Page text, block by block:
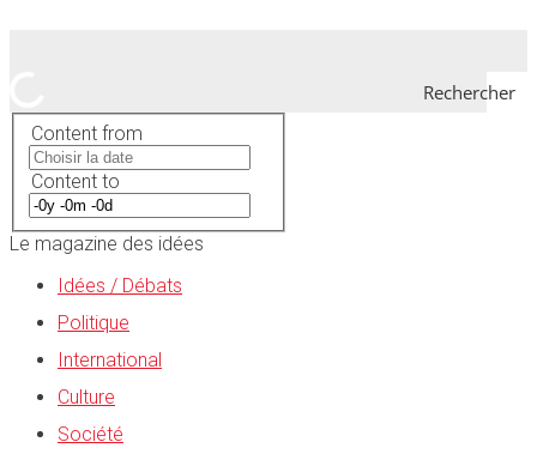
Rechercher
Content from
Content to
Le magazine des idées
Idées / Débats
Politique
International
Culture
Société